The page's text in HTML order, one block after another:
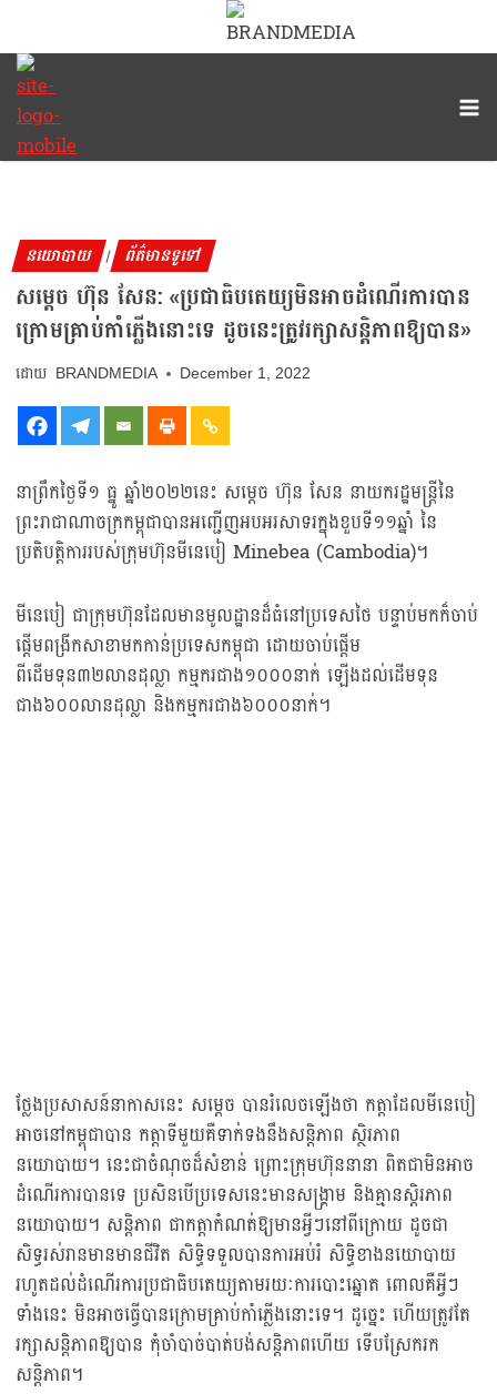
នយោបាយ | ព័ត៌មានទូទៅ
សម្ដេច ហ៊ុន សែន: «ប្រជាធិបតេយ្យមិនអាចដំណើរការបាន
ក្រោមគ្រាប់កាំភ្លើងនោះទេ ដូចនេះត្រូវរក្សាសន្តិភាពឱ្យបាន»
BRANDMEDIA December 1, 2022
នាព្រឹកថ្ងៃទី១ ធ្នូ ឆ្នាំ២០២២នេះ សម្ដេច ហ៊ុន សែន នាយករដ្ឋមន្ត្រីនៃ
ព្រះរាជាណាចក្រកម្ពុជាបានអញ្ជើញអបអរសាទរក្នុងខួបទី១១ឆ្នាំ នៃ
ប្រតិបត្តិការរបស់ក្រុមហ៊ុនមីនេបៀ Minebea (Cambodia)។
មីនេបៀ ជាក្រុមហ៊ុនដែលមានមូលដ្ឋានដ៏ធំនៅប្រទេសថៃ បន្ទាប់មកក៏ចាប់
ផ្ដើមពង្រីកសាខាមកកាន់ប្រទេសកម្ពុជា ដោយចាប់ផ្ដើម
ពីដើមទុន៣២លានដុល្លា កម្មករជាង១០០០នាក់ ឡើងដល់ដើមទុន
ជាង៦០០លានដុល្លា និងកម្មករជាង៦០០០នាក់​​។
ថ្លែងប្រសាសន៍នាកាសនេះ សម្ដេច បានរំលេចឡើងថា កត្តាដែលមីនេបៀ
អាចនៅកម្ពុជាបាន កត្តាទីមួយគឺទាក់ទងនឹងសន្តិភាព ស្ថិរភាព
នយោបាយ។ នេះជាចំណុចដ៏សំខាន់ ព្រោះក្រុមហ៊ុននានា ពិតជាមិនអាច
ដំណើរការបានទេ ប្រសិនបើប្រទេសនេះមានសង្រ្គាម និងគ្មានស្ដិរភាព
នយោបាយ។ សន្តិភាព ជាកត្តាកំណត់ឱ្យមានអ្វីៗនៅពីក្រោយ ដូចជា
សិទ្ធរស់រានមានមានជីវិត សិទ្ធិទទួលបានការអប់រំ សិទ្ធិខាងនយោបាយ
រហូតដល់ដំណើរការប្រជាធិបតេយ្យតាមរយៈការបោះឆ្នោត ពោលគឺអ្វីៗ
ទាំងនេះ មិនអាចធ្វើបានក្រោមគ្រាប់កាំភ្លើងនោះទេ។ ​ដូច្នេះ ហើយត្រូវតែ
រក្សាសន្តិភាពឱ្យបាន កុំចាំបាច់បាត់បង់សន្តិភាពហើយ ទើបស្រែករក
សន្តិភាព។